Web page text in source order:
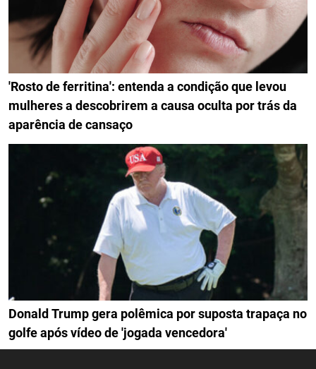
'Rosto de ferritina': entenda a condição que levou
mulheres a descobrirem a causa oculta por trás da
aparência de cansaço
Donald Trump gera polêmica por suposta trapaça no
golfe após vídeo de 'jogada vencedora'